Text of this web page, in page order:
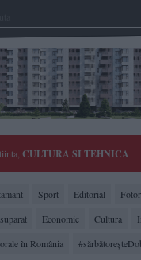
CULTURA SI TEHNICA
Sport Editorial
Economic Cultura
în România